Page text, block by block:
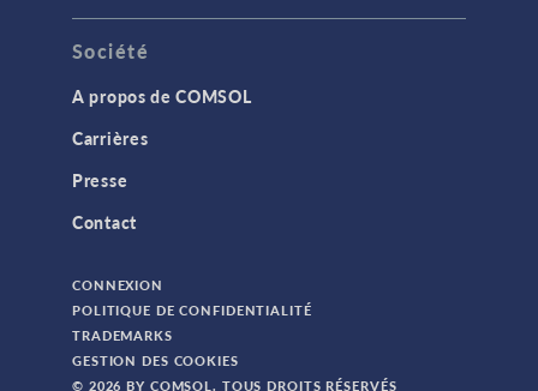
Société
A propos de COMSOL
Carrières
Presse
Contact
CONNEXION
POLITIQUE DE CONFIDENTIALITÉ
TRADEMARKS
GESTION DES COOKIES
© 2026 BY COMSOL. TOUS DROITS RÉSERVÉS